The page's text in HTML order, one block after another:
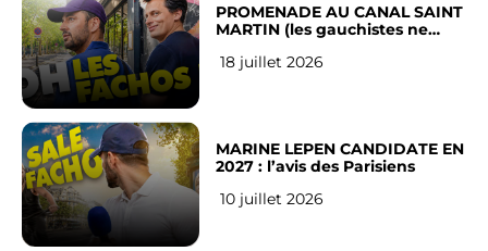
PROMENADE AU CANAL SAINT
MARTIN (les gauchistes ne
18 juillet 2026
MARINE LEPEN CANDIDATE EN
2027 : l’avis des Parisiens
10 juillet 2026